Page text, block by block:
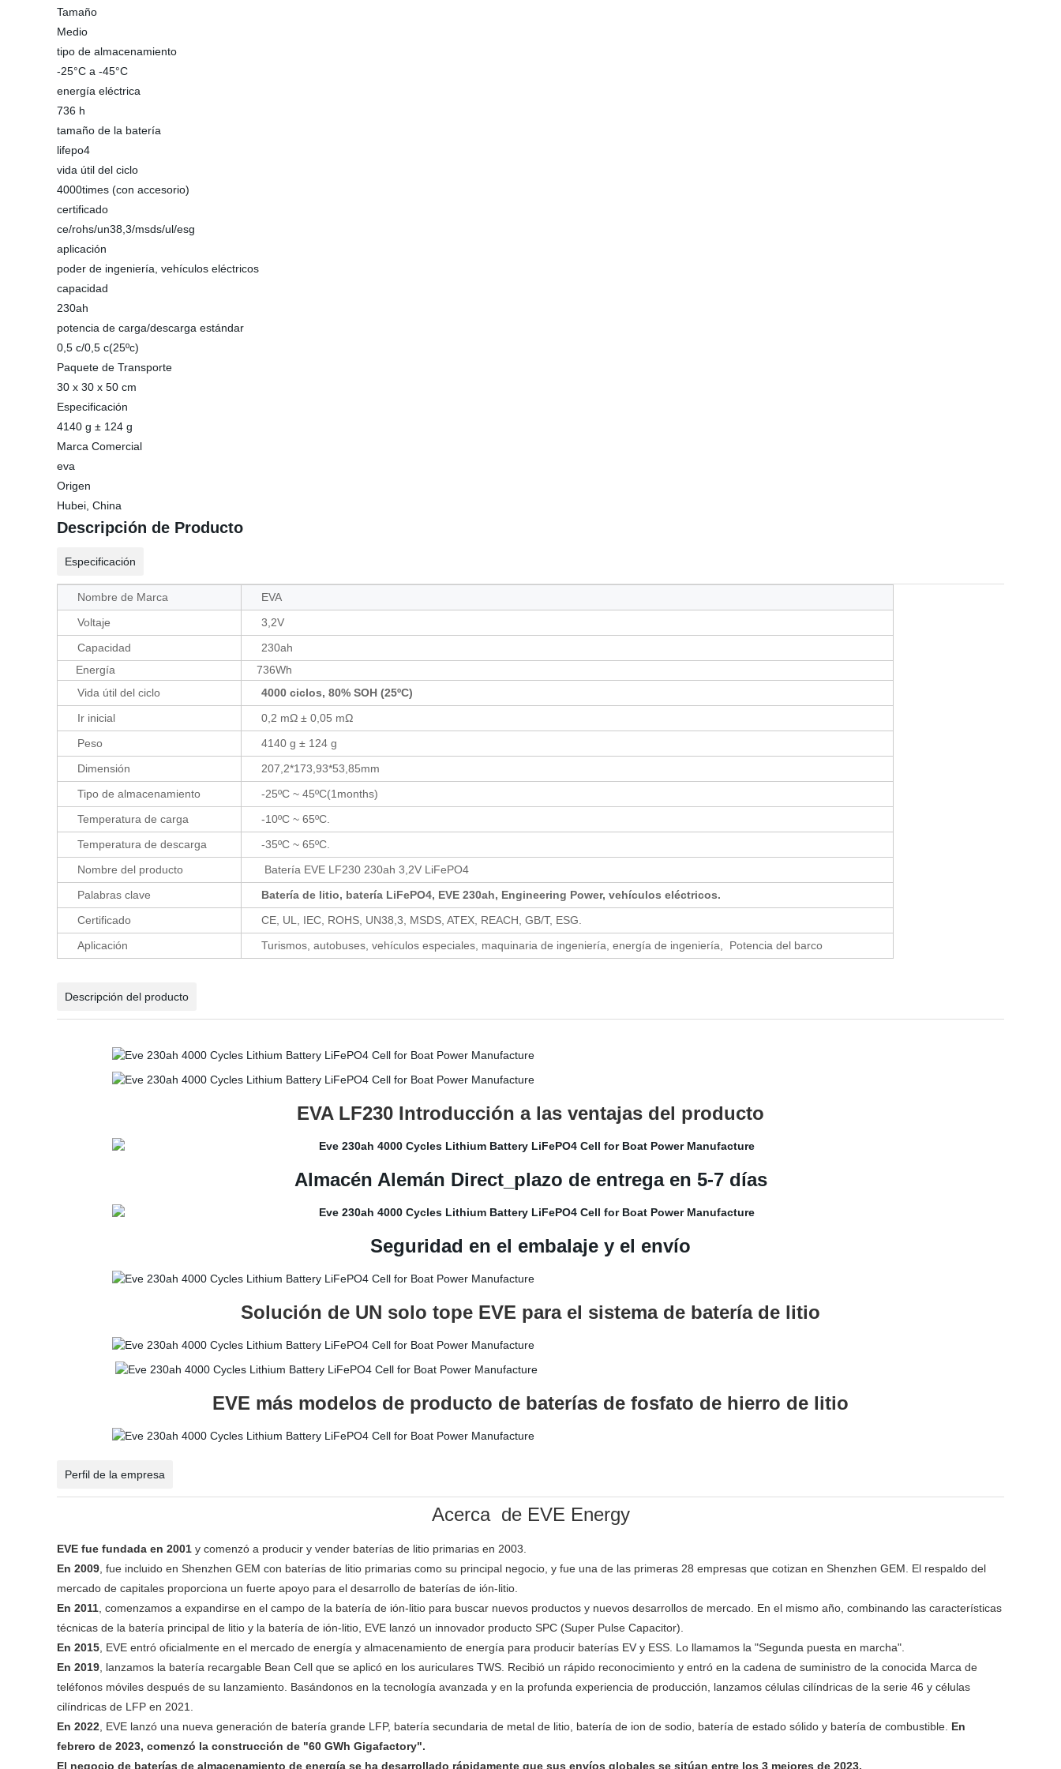
Tamaño
Medio
tipo de almacenamiento
-25°C a -45°C
energía eléctrica
736 h
tamaño de la batería
lifepo4
vida útil del ciclo
4000times (con accesorio)
certificado
ce/rohs/un38,3/msds/ul/esg
aplicación
poder de ingeniería, vehículos eléctricos
capacidad
230ah
potencia de carga/descarga estándar
0,5 c/0,5 c(25ºc)
Paquete de Transporte
30 x 30 x 50 cm
Especificación
4140 g ± 124 g
Marca Comercial
eva
Origen
Hubei, China
Descripción de Producto
Especificación
Nombre de Marca
EVA
Voltaje
3,2V
Capacidad
230ah
Energía
736Wh
Vida útil del ciclo
4000 ciclos, 80% SOH (25ºC)
Ir inicial
0,2 mΩ ± 0,05 mΩ
Peso
4140 g ± 124 g
Dimensión
207,2*173,93*53,85mm
Tipo de almacenamiento
-25ºC ~ 45ºC(1months)
Temperatura de carga
-10ºC ~ 65ºC.
Temperatura de descarga
-35ºC ~ 65ºC.
Nombre del producto
Batería EVE LF230 230ah 3,2V LiFePO4
Palabras clave
Batería de litio, batería LiFePO4, EVE 230ah, Engineering Power, vehículos eléctricos.
Certificado
CE, UL, IEC, ROHS, UN38,3, MSDS, ATEX, REACH, GB/T, ESG.
Aplicación
Turismos, autobuses, vehículos especiales, maquinaria de ingeniería, energía de ingeniería, Potencia del barco
Descripción del producto
EVA LF230 Introducción a las ventajas del producto
Almacén Alemán Direct_plazo de entrega en 5-7 días
Seguridad en el embalaje y el envío
Solución de UN solo tope EVE para el sistema de batería de litio
EVE más modelos de producto de baterías de fosfato de hierro de litio
Perfil de la empresa
Acerca de EVE Energy
EVE fue fundada en 2001 y comenzó a producir y vender baterías de litio primarias en 2003.
En 2009 , fue incluido en Shenzhen GEM con baterías de litio primarias como su principal negocio, y fue una de las primeras 28 empresas que cotizan en Shenzhen GEM. El respaldo del
mercado de capitales proporciona un fuerte apoyo para el desarrollo de baterías de ión-litio.
En 2011 , comenzamos a expandirse en el campo de la batería de ión-litio para buscar nuevos productos y nuevos desarrollos de mercado. En el mismo año, combinando las características
técnicas de la batería principal de litio y la batería de ión-litio, EVE lanzó un innovador producto SPC (Super Pulse Capacitor).
En 2015 , EVE entró oficialmente en el mercado de energía y almacenamiento de energía para producir baterías EV y ESS. Lo llamamos la "Segunda puesta en marcha".
En 2019 , lanzamos la batería recargable Bean Cell que se aplicó en los auriculares TWS. Recibió un rápido reconocimiento y entró en la cadena de suministro de la conocida Marca de
teléfonos móviles después de su lanzamiento. Basándonos en la tecnología avanzada y en la profunda experiencia de producción, lanzamos células cilíndricas de la serie 46 y células
cilíndricas de LFP en 2021.
En 2022 , EVE lanzó una nueva generación de batería grande LFP, batería secundaria de metal de litio, batería de ion de sodio, batería de estado sólido y batería de combustible. En
febrero de 2023, comenzó la construcción de "60 GWh Gigafactory".
El negocio de baterías de almacenamiento de energía se ha desarrollado rápidamente que sus envíos globales se sitúan entre los 3 mejores de 2023.